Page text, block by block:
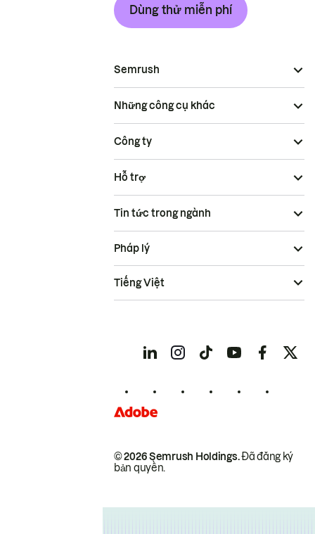
Dùng thử miễn phí
Semrush
Những công cụ khác
Công ty
Hỗ trợ
Tin tức trong ngành
© 2026 Semrush Holdings.Đã đăng ký
bản quyền.
Pháp lý
Tiếng Việt